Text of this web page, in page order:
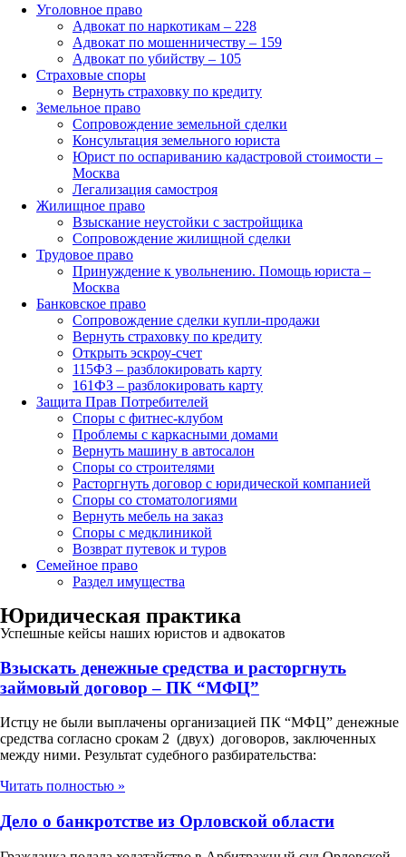
Уголовное право
Адвокат по наркотикам – 228
Адвокат по мошенничеству – 159
Адвокат по убийству – 105
Страховые споры
Вернуть страховку по кредиту
Земельное право
Сопровождение земельной сделки
Консультация земельного юриста
Юрист по оспариванию кадастровой стоимости –
Москва
Легализация самостроя
Жилищное право
Взыскание неустойки с застройщика
Сопровождение жилищной сделки
Трудовое право
Принуждение к увольнению. Помощь юриста –
Москва
Банковское право
Сопровождение сделки купли-продажи
Вернуть страховку по кредиту
Открыть эскроу-счет
115ФЗ – разблокировать карту
161ФЗ – разблокировать карту
Защита Прав Потребителей
Споры с фитнес-клубом
Проблемы с каркасными домами
Вернуть машину в автосалон
Споры со строителями
Расторгнуть договор с юридической компанией
Споры со стоматологиями
Вернуть мебель на заказ
Споры с медклиникой
Возврат путевок и туров
Семейное право
Раздел имущества
Юридическая практика
Успешные кейсы наших юристов и адвокатов
Взыскать денежные средства и расторгнуть
займовый договор – ПК “МФЦ”
Истцу не были выплачены организацией ПК “МФЦ” денежные
средства согласно срокам 2 (двух) договоров, заключенных
между ними. Результат судебного разбирательства:
Читать полностью »
Дело о банкротстве из Орловской области